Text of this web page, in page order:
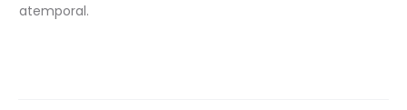
atemporal.